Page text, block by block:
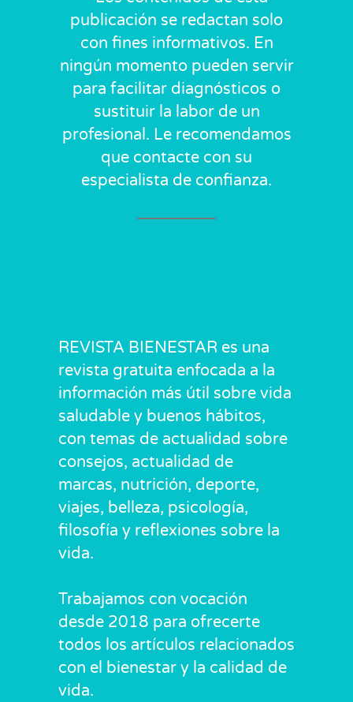
publicación se redactan solo
con fines informativos. En
ningún momento pueden servir
para facilitar diagnósticos o
sustituir la labor de un
profesional. Le recomendamos
que contacte con su
especialista de confianza.
REVISTA BIENESTAR es una
revista gratuita enfocada a la
información más útil sobre vida
saludable y buenos hábitos,
con temas de actualidad sobre
consejos, actualidad de
marcas, nutrición, deporte,
viajes, belleza, psicología,
filosofía y reflexiones sobre la
vida.
Trabajamos con vocación
desde 2018 para ofrecerte
todos los artículos relacionados
con el bienestar y la calidad de
vida.